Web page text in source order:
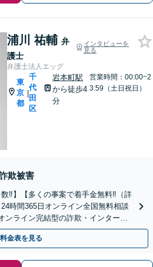
浦川 祐輔 弁
護士
インタビューを
見る
弁護士法人エッグ
東
京
都
|
千
代
田
区
岩本町駅
から徒歩4
分
営業時間：00:00~2
3:59（土日祝日）
欺被害
‼】【多くの事案で着手金無料‼（詳
時間365日オンライン全国無料相談
ンライン完結型の詐欺・インターネ
料金表を見る